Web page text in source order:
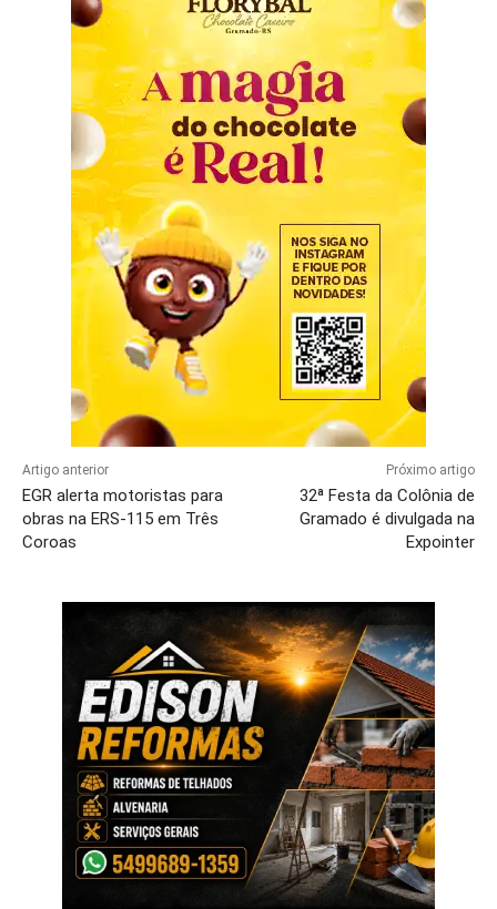
Artigo anterior
EGR alerta motoristas para
obras na ERS-115 em Três
Coroas
Próximo artigo
32ª Festa da Colônia de
Gramado é divulgada na
Expointer